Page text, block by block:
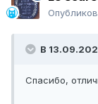
В
Спасибо,